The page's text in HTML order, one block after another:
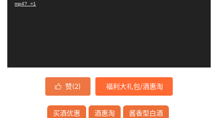
mp4?_=1
 赞(2) 福利大礼包/酒惠淘
买酒优惠 酒惠淘 酱香型白酒